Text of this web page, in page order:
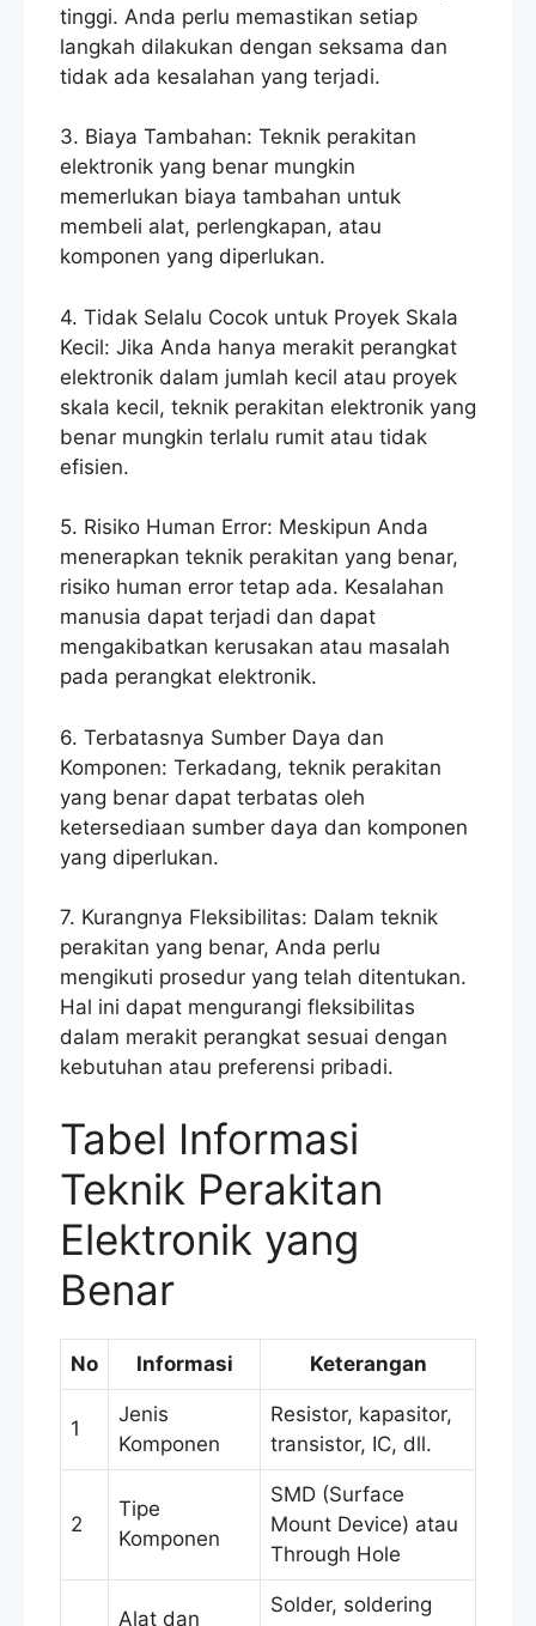
tinggi. Anda perlu memastikan setiap
langkah dilakukan dengan seksama dan
tidak ada kesalahan yang terjadi.
3. Biaya Tambahan: Teknik perakitan
elektronik yang benar mungkin
memerlukan biaya tambahan untuk
membeli alat, perlengkapan, atau
komponen yang diperlukan.
4. Tidak Selalu Cocok untuk Proyek Skala
Kecil: Jika Anda hanya merakit perangkat
elektronik dalam jumlah kecil atau proyek
skala kecil, teknik perakitan elektronik yang
benar mungkin terlalu rumit atau tidak
efisien.
5. Risiko Human Error: Meskipun Anda
menerapkan teknik perakitan yang benar,
risiko human error tetap ada. Kesalahan
manusia dapat terjadi dan dapat
mengakibatkan kerusakan atau masalah
pada perangkat elektronik.
6. Terbatasnya Sumber Daya dan
Komponen: Terkadang, teknik perakitan
yang benar dapat terbatas oleh
ketersediaan sumber daya dan komponen
yang diperlukan.
7. Kurangnya Fleksibilitas: Dalam teknik
perakitan yang benar, Anda perlu
mengikuti prosedur yang telah ditentukan.
Hal ini dapat mengurangi fleksibilitas
dalam merakit perangkat sesuai dengan
kebutuhan atau preferensi pribadi.
Tabel Informasi
Teknik Perakitan
Elektronik yang
Benar
No Informasi Keterangan
1
Jenis
Komponen
Resistor, kapasitor,
transistor, IC, dll.
2
Tipe
Komponen
SMD (Surface
Mount Device) atau
Through Hole
Alat dan
Solder, soldering